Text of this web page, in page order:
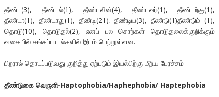
தீண்ட(3), தீண்டல்(1), தீண்டலின்(4), தீண்டவர்(1), தீண்டற்கு(1),
தீண்டா(1), தீண்டாது(1), தீண்டி(21), தீண்டிய(3), தீண்டு(1)தீண்டு்ம் (1),
தொடு(10), தொடுதல்(2), எனப் பல சொற்கள் தொடுதலைக்குறிக்கும்
வகையில் சங்கப்பாடல்களில் இடம் பெற்றுள்ளன.
பிறரால் தொடப்படுவது குறித்து ஏற்படும் இயல்பிற்கு மீறிய பேரச்சம்
தீண்டுகை வெருளி-Haptophobia/Haphephobia/ Haptephobia